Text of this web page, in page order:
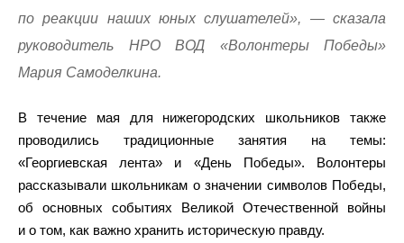
по реакции наших юных слушателей», — сказала
руководитель НРО ВОД «Волонтеры Победы»
Мария Самоделкина.
В течение мая для нижегородских школьников также
проводились традиционные занятия на темы:
«Георгиевская лента» и «День Победы». Волонтеры
рассказывали школьникам о значении символов Победы,
об основных событиях Великой Отечественной войны
и о том, как важно хранить историческую правду.